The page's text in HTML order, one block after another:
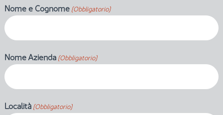
Nome e Cognome(Obbligatorio)
Nome Azienda(Obbligatorio)
Località(Obbligatorio)